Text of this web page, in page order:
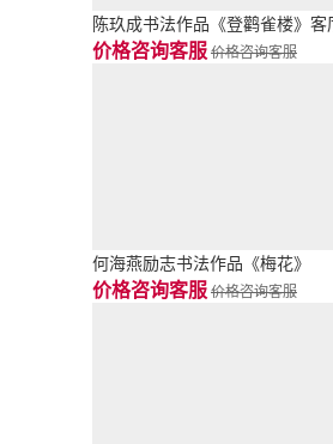
陈玖成书法作品《登鹳雀楼》
价格咨询客服 价格咨询客服
何海燕励志书法作品《梅花》
价格咨询客服 价格咨询客服